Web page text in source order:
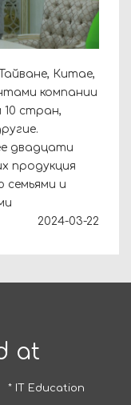
Китае,
компании
10 стран,
двадцати
продукция
семьями и
2024-03-22
at
* IT Education